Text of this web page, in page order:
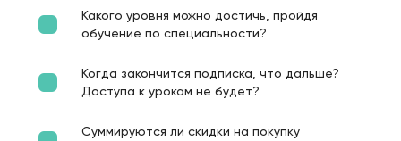
Какого уровня можно достичь, пройдя
обучение по специальности?
Когда закончится подписка, что дальше?
Доступа к урокам не будет?
Суммируются ли скидки на покупку